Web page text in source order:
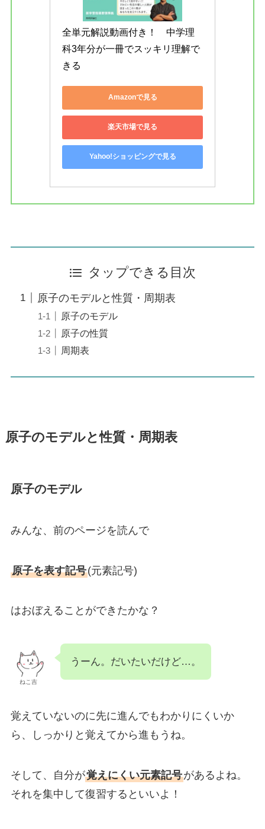
全単元解説動画付き！　中学理
科3年分が一冊でスッキリ理解で
きる
Amazonで見る
楽天市場で見る
Yahoo!ショッピングで見る
タップできる目次
原子のモデルと性質・周期表
原子のモデル
原子の性質
周期表
原子のモデルと性質・周期表
原子のモデル
みんな、前のページを読んで
原子を表す記号(元素記号)
はおぼえることができたかな？
ねこ吉
うーん。だいたいだけど…。
覚えていないのに先に進んでもわかりにくいか
ら、しっかりと覚えてから進もうね。
そして、自分が覚えにくい元素記号があるよね。
それを集中して復習するといいよ！